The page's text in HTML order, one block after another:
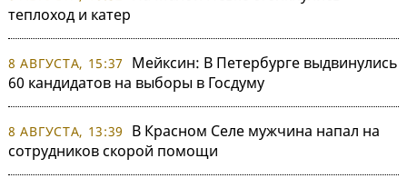
теплоход и катер
8 АВГУСТА, 15:37
Мейксин: В Петербурге выдвинулись
60 кандидатов на выборы в Госдуму
8 АВГУСТА, 13:39
В Красном Селе мужчина напал на
сотрудников скорой помощи